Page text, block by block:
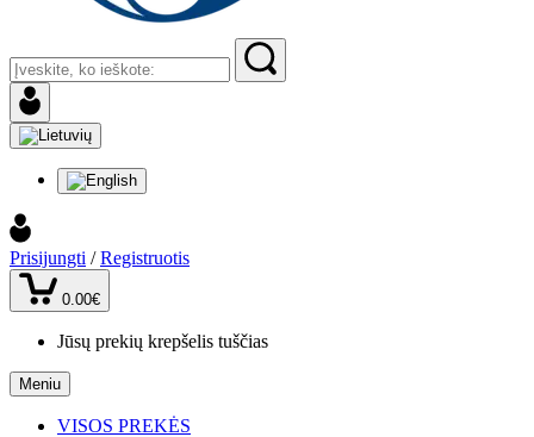
Prisijungti / Registruotis
0.00€
Jūsų prekių krepšelis tuščias
Meniu
VISOS PREKĖS